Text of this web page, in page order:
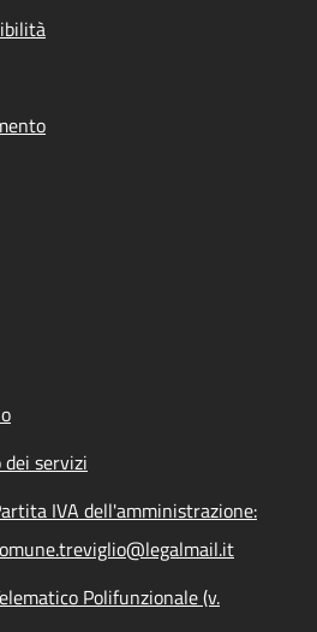
servizi
IVA dell'amministrazione:
Polifunzionale (v.